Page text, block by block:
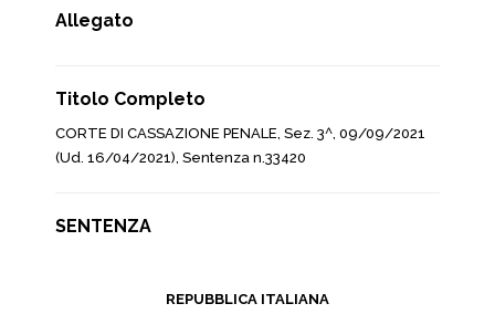
Allegato
Titolo Completo
CORTE DI CASSAZIONE PENALE, Sez. 3^, 09/09/2021
(Ud. 16/04/2021), Sentenza n.33420
SENTENZA
REPUBBLICA ITALIANA